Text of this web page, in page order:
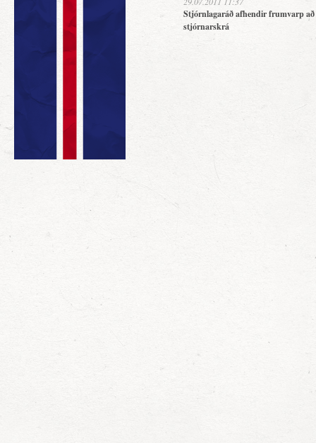
Stjórnlagaráð afhendir frumvarp
stjórnarskrá